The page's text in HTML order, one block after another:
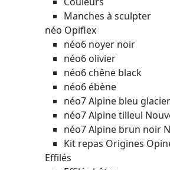
Manches à sculpter
néo Opiflex
néo6 noyer noir
néo6 olivier
néo6 chêne black
néo6 ébène
néo7 Alpine bleu glacier
néo7 Alpine tilleul
néo7 Alpine brun noir
Kit repas Origines
Effilés